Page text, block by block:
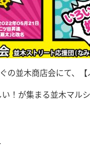
の並木商店会にて、
！が集まる並木マル